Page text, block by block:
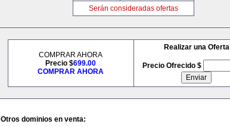
Serán consideradas ofertas
COMPRAR AHORA
Precio $699.00
COMPRAR AHORA
Realizar una Oferta
Precio Ofrecido $
Otros dominios en venta: